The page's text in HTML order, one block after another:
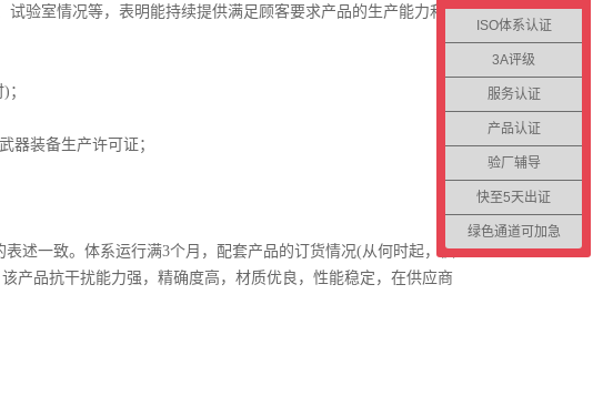
验室情况等，表明能持续提供满足顾客要求产品的生产能力和研
器装备生产许可证；
述一致。体系运行满3个月，配套产品的订货情况(从何时起，供
产品抗干扰能力强，精确度高，材质优良，性能稳定，在供应商
ISO体系认证
3A评级
服务认证
产品认证
验厂辅导
快至5天出证
绿色通道可加急